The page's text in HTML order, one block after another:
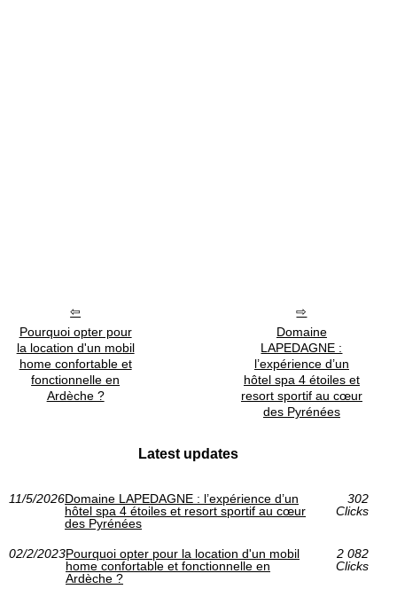
Pourquoi opter pour
la location d'un mobil
home confortable et
fonctionnelle en
Ardèche ?
Domaine
LAPEDAGNE :
l’expérience d’un
hôtel spa 4 étoiles et
resort sportif au cœur
des Pyrénées
Latest updates
11/5/2026Domaine LAPEDAGNE : l’expérience d’un
hôtel spa 4 étoiles et resort sportif au cœur
des Pyrénées
302
Clicks
02/2/2023Pourquoi opter pour la location d'un mobil
home confortable et fonctionnelle en
Ardèche ?
2 082
Clicks